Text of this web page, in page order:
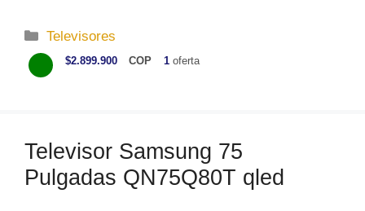
C
a
t
r
í
Televisores
$2.899.900 COP 1 oferta
Televisor Samsung 75
Pulgadas QN75Q80T qled